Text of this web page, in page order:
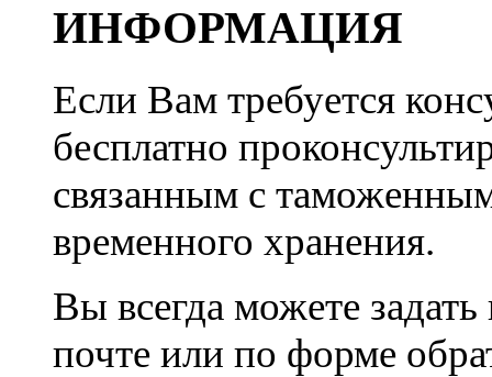
ИНФОРМАЦИЯ
Если Вам требуется
бесплатно
связанным с
временного хранения.
Вы всегда можете
почте или по форме